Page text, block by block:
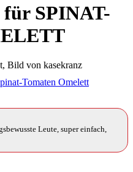
für SPINAT-
Leute, super einfach,